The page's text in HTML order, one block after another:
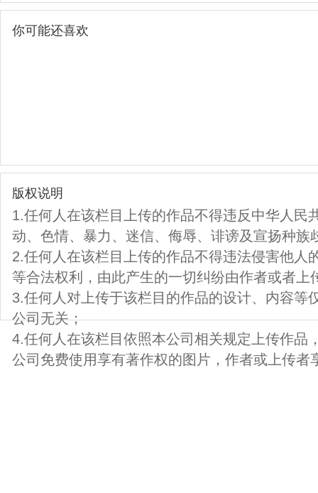
你可能还喜欢
版权说明
1.任何人在该栏目上传的作品不得违反中华人民
动、色情、暴力、迷信、侮辱、诽谤及宣扬种族
2.任何人在该栏目上传的作品不得违法侵害他人
等合法权利，由此产生的一切纠纷由作者或者上
3.任何人对上传于该栏目的作品的设计、内容等
公司无关；
4.任何人在该栏目依照本公司相关规定上传作品
公司免费使用享有著作权的图片，作者或上传者